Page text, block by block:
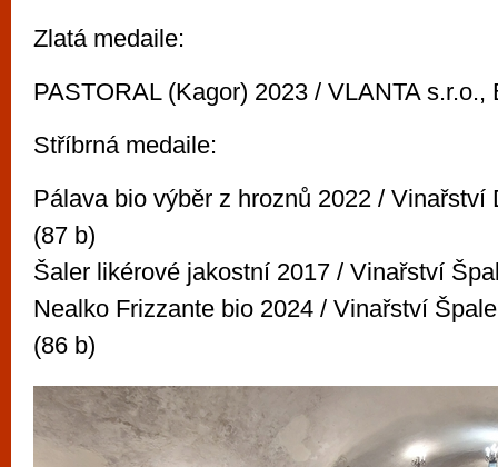
Zlatá medaile:
PASTORAL (Kagor) 2023 / VLANTA s.r.o.,
Stříbrná medaile:
Pálava bio výběr z hroznů 2022 / Vinařství
(87 b)
Šaler likérové jakostní 2017 / Vinařství
Nealko Frizzante bio 2024 / Vinařství
(86 b)